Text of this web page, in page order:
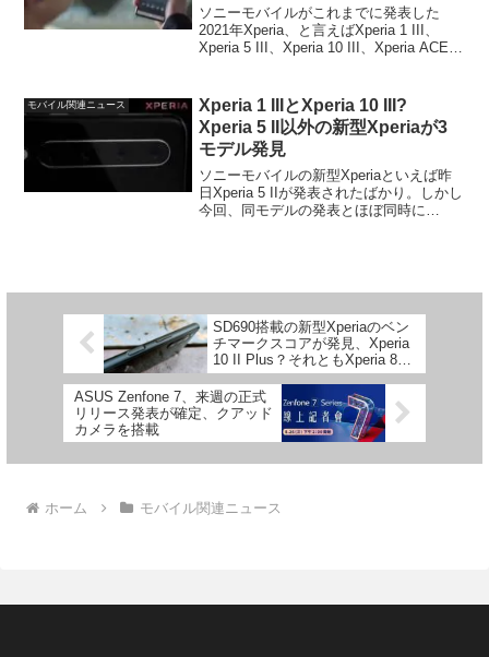
ソニーモバイルがこれまでに発表した
2021年Xperia、と言えばXperia 1 III、
Xperia 5 III、Xperia 10 III、Xperia ACE II
モバイル関連ニュース
Xperia 1 IIIとXperia 10 III?
Xperia 5 II以外の新型Xperiaが3
モデル発見
ソニーモバイルの新型Xperiaといえば昨
日Xperia 5 IIが発表されたばかり。しかし
今回、同モデルの発表とほぼ同時に
SD690搭載の新型Xperiaのベン
チマークスコアが発見、Xperia
10 II Plus？それともXperia 8
II？
ASUS Zenfone 7、来週の正式
リリース発表が確定、クアッド
カメラを搭載
ホーム モバイル関連ニュース